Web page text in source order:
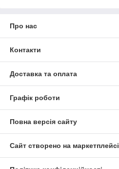
Про нас
Контакти
Доставка та оплата
Графік роботи
Повна версія сайту
Сайт створено на маркетплейсі